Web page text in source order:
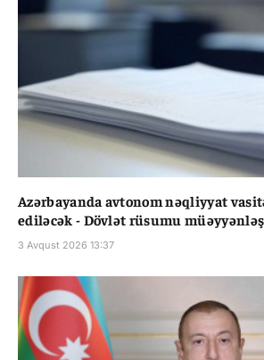
Azərbayanda avtonom nəqliyyat
ediləcək - Dövlət rüsumu
3 Avqust 2026 13:37